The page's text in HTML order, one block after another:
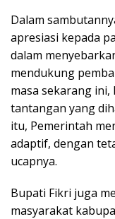
Dalam
apresiasi kepada
dalam
mendukung
masa sekarang
tantangan yang
itu, Pemerintah
adaptif, dengan
ucapnya.
Bupati Fikri juga
masyarakat